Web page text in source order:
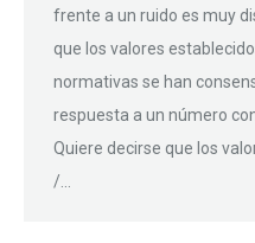
frente a un ruido es muy
que los valores
normativas se han
respuesta a un número
Quiere decirse que los
/…